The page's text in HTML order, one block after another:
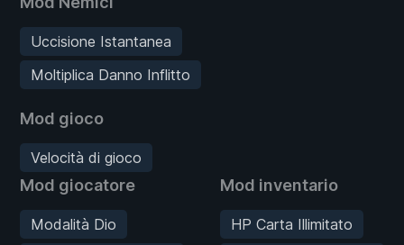
Uccisione Istantanea
Moltiplica Danno Inflitto
Mod gioco
Velocità di gioco
Mod giocatore
Modalità Dio
Mod inventario
HP Carta Illimitato